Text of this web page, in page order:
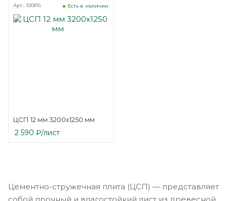
ЦСП 12 мм 3200х1250 мм
Есть в наличии
Арт.: 100816
2 590 ₽/лист
Цементно-стружечная плита (ЦСП) — представляет
собой прочный и влагостойкий лист из древесной